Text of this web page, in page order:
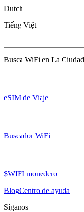
Dutch
Tiếng Việt
Busca WiFi en La Ciudad
eSIM de Viaje
Buscador WiFi
$WIFI monedero
BlogCentro de ayuda
Síganos